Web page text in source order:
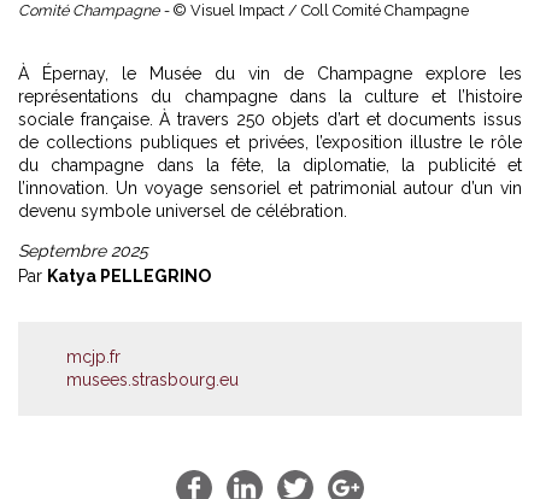
Comité Champagne - © Visuel Impact / Coll Comité Champagne
À Épernay, le Musée du vin de Champagne explore les
représentations du champagne dans la culture et l’histoire
sociale française. À travers 250 objets d’art et documents issus
de collections publiques et privées, l’exposition illustre le rôle
du champagne dans la fête, la diplomatie, la publicité et
l’innovation. Un voyage sensoriel et patrimonial autour d’un vin
devenu symbole universel de célébration.
Septembre 2025
Par Katya PELLEGRINO
mcjp.fr
musees.strasbourg.eu